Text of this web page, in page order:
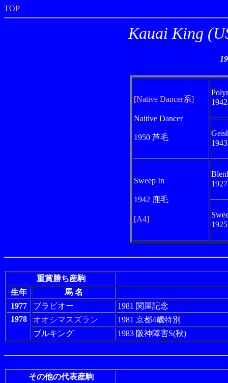
TOP
Kauai King
[Native Dancer系]
Naitive Dancer
1950 芦毛
Sweep In
1942 鹿毛
[A4]
重賞勝ち産駒
生年
馬 名
1977
ブラビオー
1981 関屋記念
1978
オオシマスズラン
1981 京都4歳特別
ブルキング
1983 阪神障害S(秋)
その他の代表産駒